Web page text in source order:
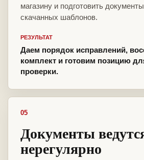
магазину и подготовить
скачанных шаблонов.
РЕЗУЛЬТАТ
Даем порядок исправлений,
комплект и готовим позицию
проверки.
05
Документы
нерегулярно